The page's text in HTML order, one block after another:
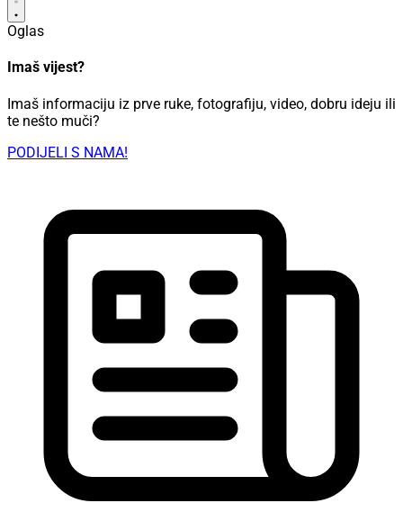
Oglas
Imaš vijest?
Imaš informaciju iz prve ruke, fotografiju, video, dobru ideju ili
te nešto muči?
PODIJELI S NAMA!